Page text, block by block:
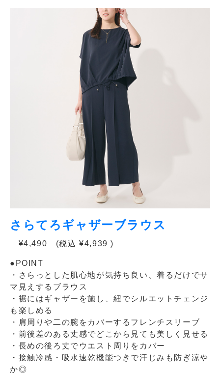
さらてろギャザーブラウス
¥4,490 (税込 ¥4,939 )
●POINT
・さらっとした肌心地が気持ち良い、着るだけでサ
マ見えするブラウス
・裾にはギャザーを施し、紐でシルエットチェンジ
も楽しめる
・肩周りや二の腕をカバーするフレンチスリーブ
・前後差のある丈感でどこから見ても美しく見せる
・長めの後ろ丈でウエスト周りをカバー
・接触冷感・吸水速乾機能つきで汗じみも防ぎ涼や
か◎